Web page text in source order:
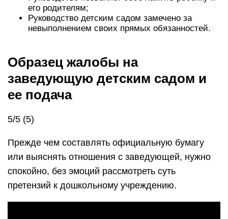
его родителям;
Руководство детским садом замечено за
невыполнением своих прямых обязанностей.
Образец жалобы на
заведующую детским садом и
ее подача
5/5 (5)
Прежде чем составлять официальную бумагу
или выяснять отношения с заведующей, нужно
спокойно, без эмоций рассмотреть суть
претензий к дошкольному учреждению.